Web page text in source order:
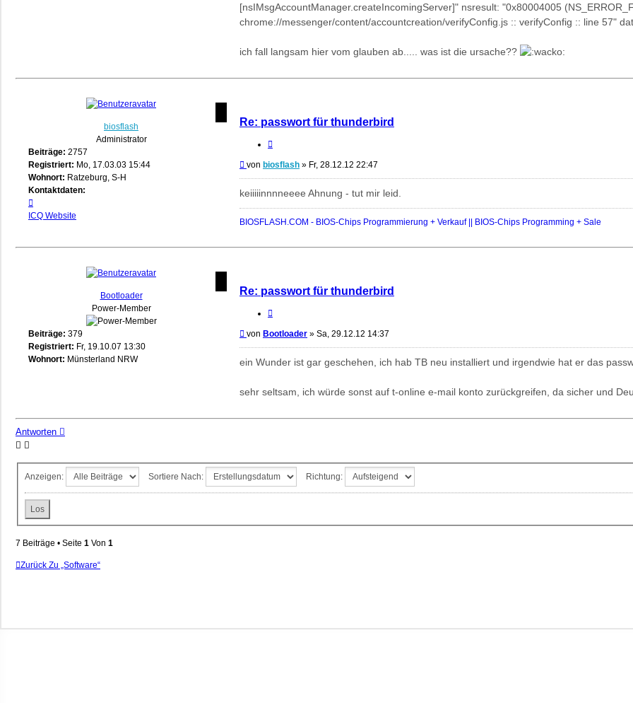
[nsIMsgAccountManager.createIncomingServer]" nsresult: "0x80004005
chrome://messenger/content/accountcreation/verifyConfig.js :: verifyConfig :: line 57"
ich fall langsam hier vom glauben ab..... was ist die ursache??
biosflash
Administrator
Beiträge: 2757
Registriert: Mo, 17.03.03 15:44
Wohnort: Ratzeburg, S-H
Kontaktdaten:
von
ICQ Website
Re: passwort für thunderbird
Beitrag
von biosflash » Fr, 28.12.12 22:47
keiiiiinnnneeee Ahnung - tut mir leid.
BIOSFLASH.COM - BIOS-Chips Programmierung + Verkauf || BIOS-Chips Programming + Sale
Bootloader
Power-Member
Beiträge: 379
Registriert: Fr, 19.10.07 13:30
Wohnort: Münsterland NRW
Re: passwort für thunderbird
Beitrag
von Bootloader » Sa, 29.12.12 14:37
ein Wunder ist gar geschehen, ich hab TB neu installiert und irgendwie hat er das
sehr seltsam, ich würde sonst auf t-online e-mail konto zurückgreifen, da sicher und
Antworten
Anzeigen: Sortiere Nach: Richtung:
7 Beiträge • Seite 1 Von 1
Zurück Zu „Software“